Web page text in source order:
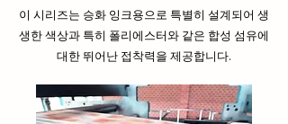
이 시리즈는 승화 잉크용으로 특별히 설계되어 생
생한 색상과 특히 폴리에스터와 같은 합성 섬유에
대한 뛰어난 접착력을 제공합니다.